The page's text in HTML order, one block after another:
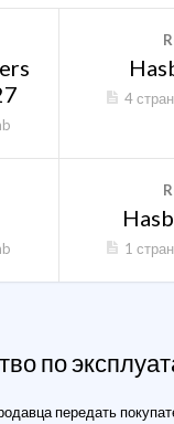
4
1
по
передать